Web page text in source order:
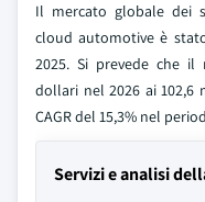
Il mercato globale dei
cloud automotive è
2025. Si prevede che il
dollari nel 2026 ai
CAGR del 15,3% nel
Servizi e analisi